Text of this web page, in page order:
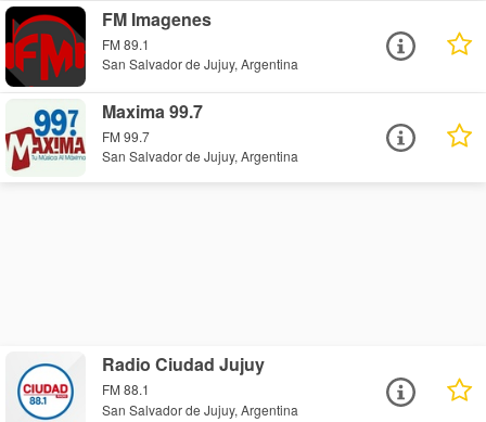
FM Imagenes
FM 89.1
San Salvador de Jujuy, Argentina
Maxima 99.7
FM 99.7
San Salvador de Jujuy, Argentina
Radio Ciudad Jujuy
FM 88.1
San Salvador de Jujuy, Argentina